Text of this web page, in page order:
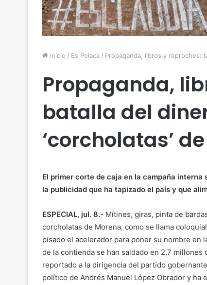
Inicio / Es Polaca / Propaganda, libros y reproches:
Propaganda,
batalla del
‘corcholatas’
El primer corte de caja en la campaña interna
la publicidad que ha tapizado el país y que
ESPECIAL, jul. 8.- Mítines, giras, pinta de
corcholatas de Morena, como se llama
pisado el acelerador para poner su nombre en
de la contienda se han saldado en 2,7
reportado a la dirigencia del partido
político de Andrés Manuel López Obrador y